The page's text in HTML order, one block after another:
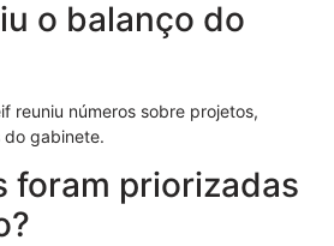
o balanço do
reuniu números sobre projetos,
gabinete.
foram priorizadas